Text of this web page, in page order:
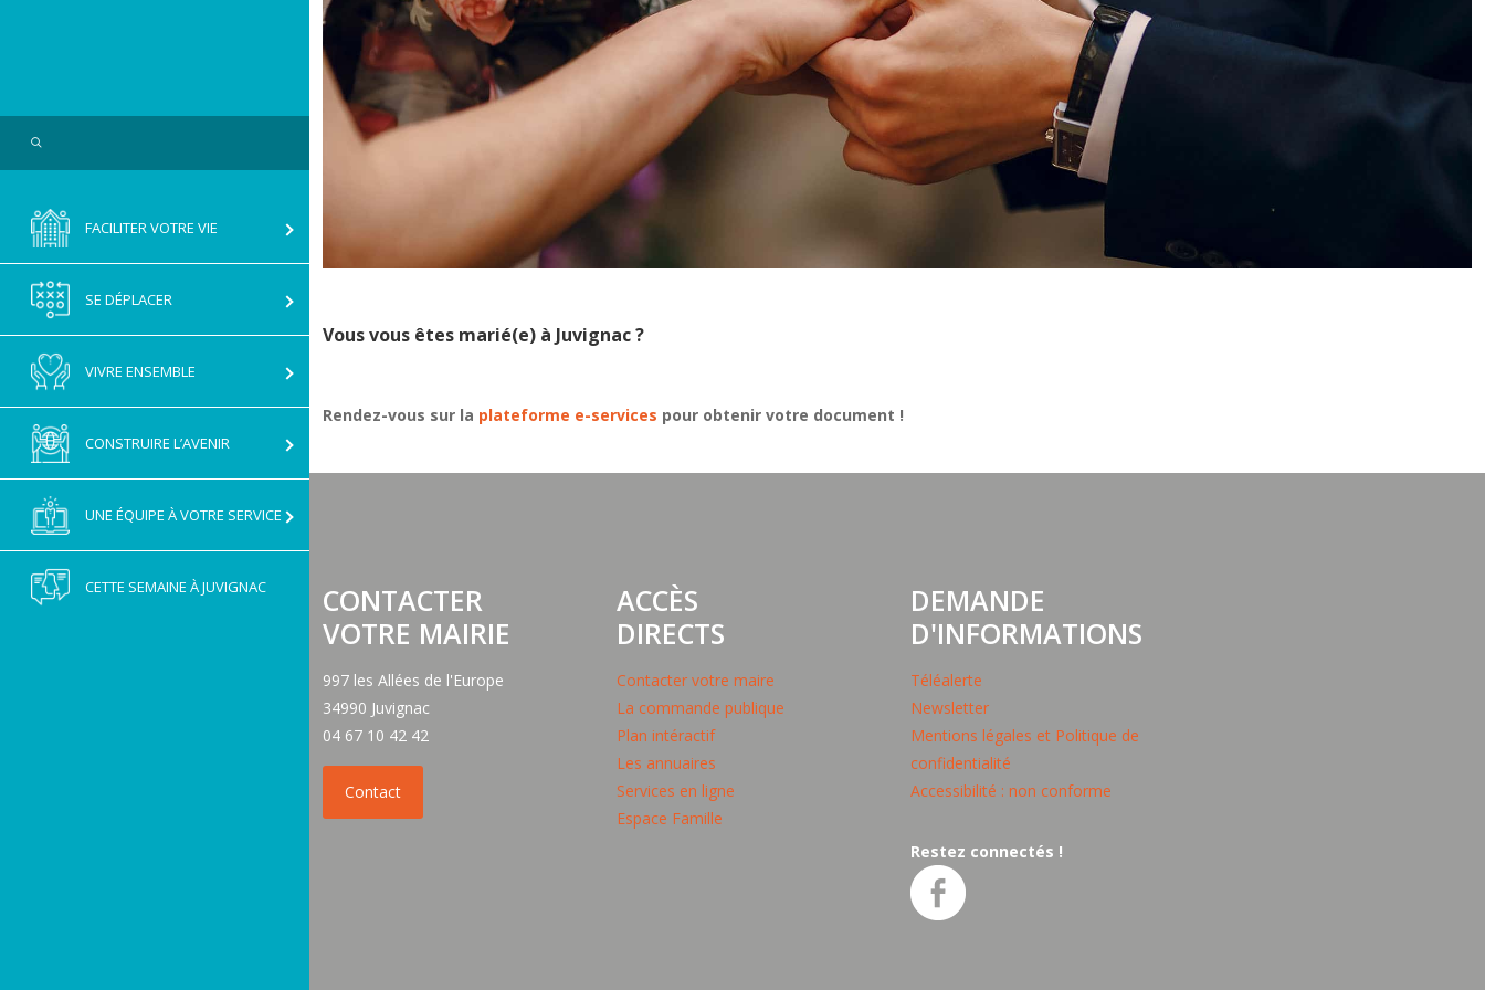
Search
FACILITER VOTRE VIE
SE DÉPLACER
VIVRE ENSEMBLE
CONSTRUIRE L’AVENIR
UNE ÉQUIPE À VOTRE SERVICE
CETTE SEMAINE À JUVIGNAC
Vous vous êtes marié(e) à Juvignac ?
Rendez-vous sur la plateforme e-services pour obtenir votre document !
CONTACTER
VOTRE MAIRIE
997 les Allées de l'Europe
34990 Juvignac
04 67 10 42 42
ACCÈS
DIRECTS
Contacter votre maire
La commande publique
Plan intéractif
Les annuaires
Services en ligne
Espace Famille
DEMANDE
D'INFORMATIONS
Téléalerte
Newsletter
Mentions légales et Politique de
confidentialité
Accessibilité : non conforme
Restez connectés !